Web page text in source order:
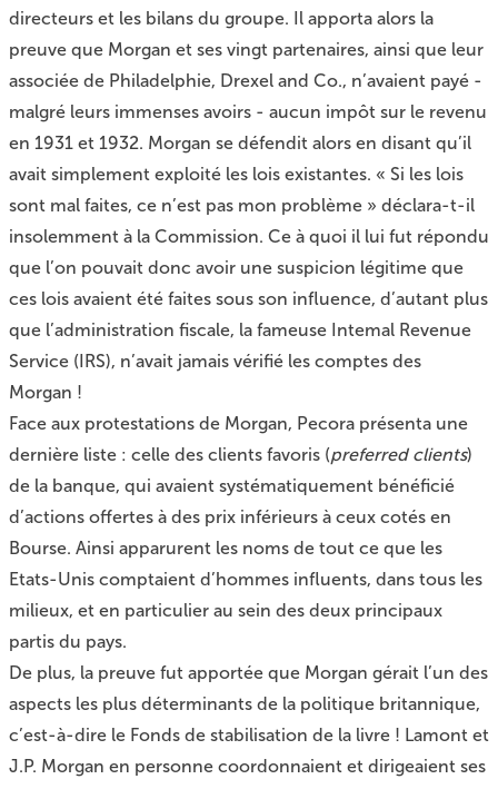
directeurs et les bilans du groupe. Il apporta alors la
preuve que Morgan et ses vingt partenaires, ainsi que leur
associée de Philadelphie, Drexel and Co., n’avaient payé -
malgré leurs immenses avoirs - aucun impôt sur le revenu
en 1931 et 1932. Morgan se défendit alors en disant qu’il
avait simplement exploité les lois existantes. « Si les lois
sont mal faites, ce n’est pas mon problème » déclara-t-il
insolemment à la Commission. Ce à quoi il lui fut répondu
que l’on pouvait donc avoir une suspicion légitime que
ces lois avaient été faites sous son influence, d’autant plus
que l’administration fiscale, la fameuse Intemal Revenue
Service (IRS), n’avait jamais vérifié les comptes des
Morgan !
Face aux protestations de Morgan, Pecora présenta une
dernière liste : celle des clients favoris (preferred clients)
de la banque, qui avaient systématiquement bénéficié
d’actions offertes à des prix inférieurs à ceux cotés en
Bourse. Ainsi apparurent les noms de tout ce que les
Etats-Unis comptaient d’hommes influents, dans tous les
milieux, et en particulier au sein des deux principaux
partis du pays.
De plus, la preuve fut apportée que Morgan gérait l’un des
aspects les plus déterminants de la politique britannique,
c’est-à-dire le Fonds de stabilisation de la livre ! Lamont et
J.P. Morgan en personne coordonnaient et dirigeaient ses